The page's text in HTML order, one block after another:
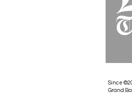
Since
Grand